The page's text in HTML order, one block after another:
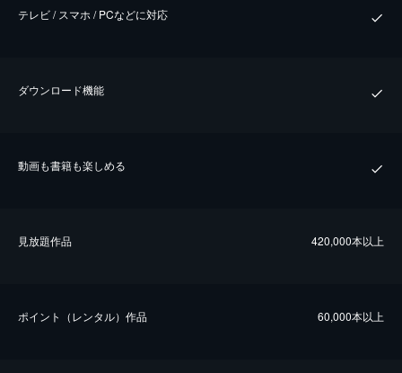
テレビ / スマホ / PCなどに対応
ダウンロード機能
動画も書籍も楽しめる
⾒放題作品 420,000本以上
ポイント（レンタル）作品 60,000本以上